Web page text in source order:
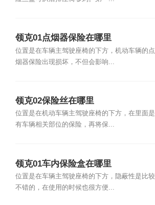
领克01点烟器保险在哪里
位置是在车辆主驾驶座椅的下方，机动车辆的点
烟器保险出现损坏，不但会影响...
领克02保险丝在哪里
位置是在机动车辆主驾驶座椅的下方，在里面是
有车辆相关部位的保险，再将保...
领克01车内保险盒在哪里
位置是在车辆主驾驶座椅的下方，隐蔽性是比较
不错的，在使用的时候也很方便...